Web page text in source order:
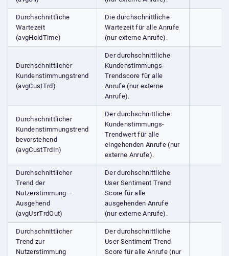
Durchschnittliche
Wartezeit
(avgHoldTime)
Die durchschnittliche
Wartezeit für alle Anrufe
(nur externe Anrufe).
Durchschnittlicher
Kundenstimmungstrend
(avgCustTrd)
Der durchschnittliche
Kundenstimmungs-
Trendscore für alle
Anrufe (nur externe
Anrufe).
Durchschnittlicher
Kundenstimmungstrend
bevorstehend
(avgCustTrdIn)
Der durchschnittliche
Kundenstimmungs-
Trendwert für alle
eingehenden Anrufe (nur
externe Anrufe).
Durchschnittlicher
Trend der
Nutzerstimmung –
Ausgehend
(avgUsrTrdOut)
Der durchschnittliche
User Sentiment Trend
Score für alle
ausgehenden Anrufe
(nur externe Anrufe).
Durchschnittlicher
Trend zur
Nutzerstimmung
Der durchschnittliche
User Sentiment Trend
Score für alle Anrufe (nur